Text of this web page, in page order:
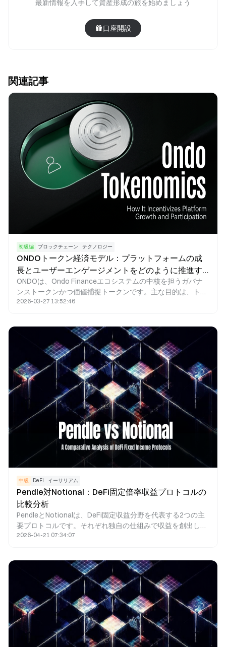
最新情報を入手して資産形成の旅を始めましょう
口座開設
関連記事
初級編 ブロックチェーン テクノロジー
ONDOトークン経済モデル：プラットフォームの成
長とユーザーエンゲージメントをどのように推進す
るのか
ONDOは、Ondo Financeエコシステムの中核を担うガバナ
ンストークンかつ価値捕捉トークンです。主な目的は、トー
クンインセンティブの仕組みを活用し、従来型金融資産
を促進することにあります。
2026-03-27 13:52:46
中級 DeFi イーサリアム
Pendle対Notional：DeFi固定倍率収益プロトコルの
比較分析
PendleとNotionalは、DeFi固定収益分野を代表する2つの主
要プロトコルです。それぞれ独自の仕組みで収益を創出して
います。Pendleは、PTとYTのイールド分離モデルにより、
ユーザーが借入金利をロックできるようにしています。比較
すると、Pendleは収益資産管理や金利取引に最適であり、
Notionalは固定金利レンディングに特化しています。両者
は、プロダクト構造、流動性設計、ターゲットユーザー層に
おいて独自のアプローチを持ち、DeFi固定収益市場の発展を
牽引しています。
2026-04-21 07:34:07